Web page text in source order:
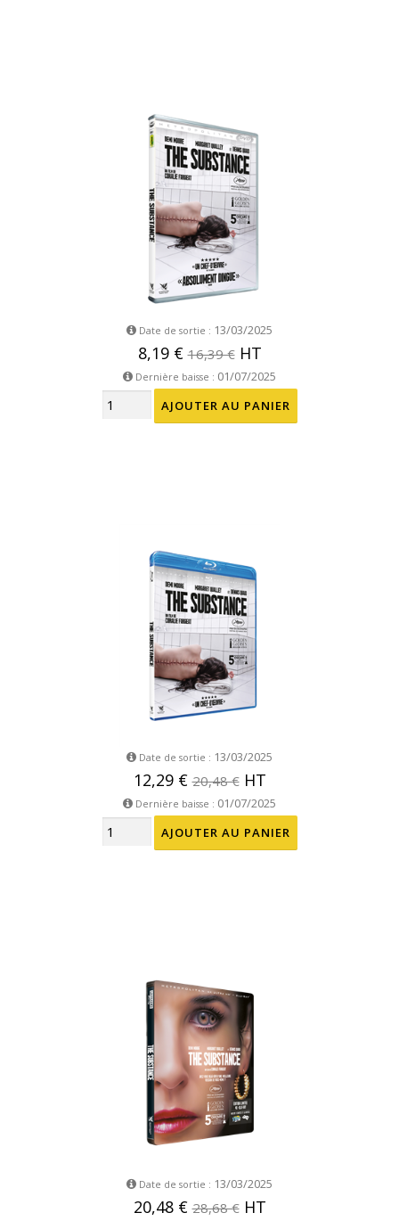
Date de sortie : 13/03/2025
8,19 €16,39 €HT
Dernière baisse : 01/07/2025
Date de sortie : 13/03/2025
12,29 €20,48 €HT
Dernière baisse : 01/07/2025
Date de sortie : 13/03/2025
20,48 €28,68 €HT